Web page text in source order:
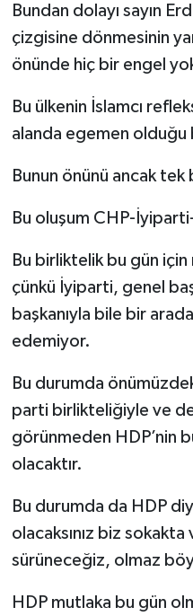
Bundan dolayı sayın
çizgisine dönmesinin
önünde hiç bir engel
Bu ülkenin İslamcı
alanda egemen
Bunun önünü ancak
Bu oluşum CHP-
Bu birliktelik bu gün
çünkü İyiparti, genel
başkanıyla bile bir
edemiyor.
Bu durumda
parti birlikteliğiyle ve
görünmeden HDP’nin
olacaktır.
Bu durumda da HDP
olacaksınız biz
sürüneceğiz, olmaz
HDP mutlaka bu gün